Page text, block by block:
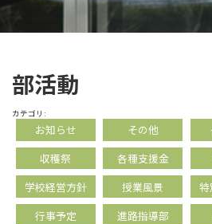
部活動
カテゴリ:
お知らせ その他
収穫祭
各種支援金
学校経営方針
授業風景
特
行事予定
進路指導部